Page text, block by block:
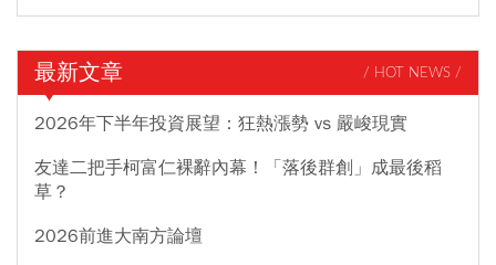
最新文章 / HOT NEWS /
2026年下半年投資展望：狂熱漲勢 vs 嚴峻現實
友達二把手柯富仁裸辭內幕！「落後群創」成最後稻
草？
2026前進大南方論壇